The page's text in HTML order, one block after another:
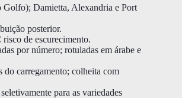
Golfo); Damietta, Alexandria e Port
posterior.
de escurecimento.
por número; rotuladas em árabe e
do carregamento; colheita com
para as variedades